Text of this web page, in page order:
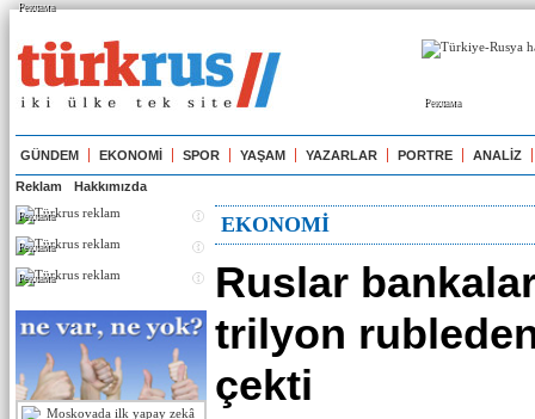
Реклама
Реклама
GÜNDEM EKONOMİ SPOR YAŞAM YAZARLAR PORTRE ANALİZ
Reklam Hakkımızda
Реклама
Реклама
Реклама
EKONOMİ
Ruslar
trilyon
çekti